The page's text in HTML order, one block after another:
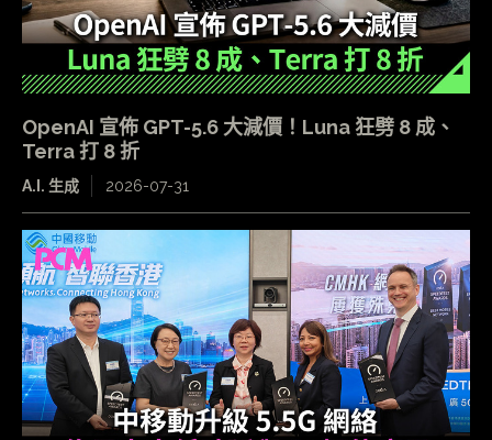
OpenAI 宣佈 GPT-5.6 大減價！Luna 狂劈 8 成、
Terra 打 8 折
A.I. 生成 2026-07-31